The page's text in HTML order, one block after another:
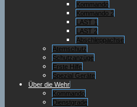
Kommando
Kommando 2
LAST 1
LAST 2
Abschleppachse
Atemschutz
Schutzanzüge
Erste Hilfe
Spezial Geräte
Über die Wehr
Kommando
Dienstgrade